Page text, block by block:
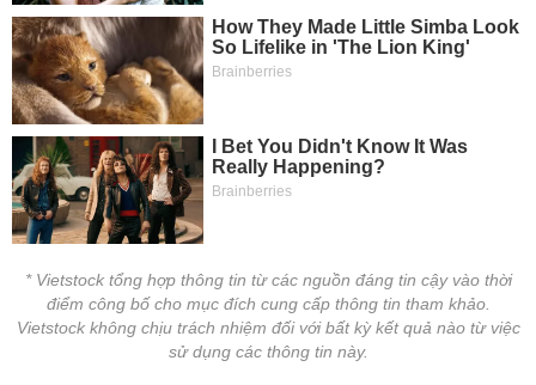
* Vietstock tổng hợp thông tin từ các nguồn đáng tin cậy vào thời
điểm công bố cho mục đích cung cấp thông tin tham khảo.
Vietstock không chịu trách nhiệm đối với bất kỳ kết quả nào từ việc
sử dụng các thông tin này.